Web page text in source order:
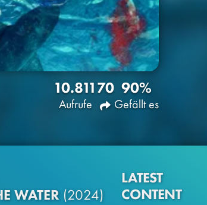
10.811
Aufrufe
70 90%
Gefällt es
WATER (2024)
LATEST
CONTENT